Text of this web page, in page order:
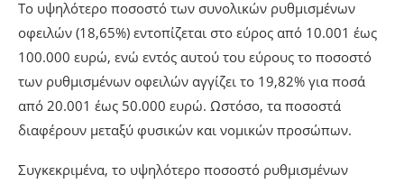
Το υψηλότερο ποσοστό των συνολικών ρυθμισμένων
οφειλών (18,65%) εντοπίζεται στο εύρος από 10.001 έως
100.000 ευρώ, ενώ εντός αυτού του εύρους το ποσοστό
των ρυθμισμένων οφειλών αγγίζει το 19,82% για ποσά
από 20.001 έως 50.000 ευρώ. Ωστόσο, τα ποσοστά
διαφέρουν μεταξύ φυσικών και νομικών προσώπων.
Συγκεκριμένα, το υψηλότερο ποσοστό ρυθμισμένων